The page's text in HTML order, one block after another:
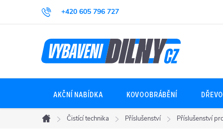
+420 605 796 727
AKČNÍ NABÍDKA KOVOOBRÁBĚNÍ
Domů
Čistící technika Příslušenství Příslušenství